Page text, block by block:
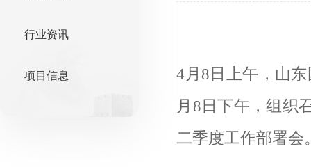
行业资讯
项目信息
4月8日上午，山
月8日下午，组织
二季度工作部署会